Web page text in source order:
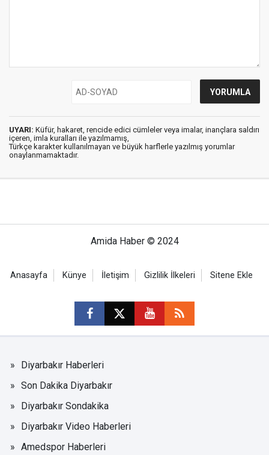
UYARI: Küfür, hakaret, rencide edici cümleler veya imalar, inançlara saldırı
içeren, imla kuralları ile yazılmamış,
Türkçe karakter kullanılmayan ve büyük harflerle yazılmış yorumlar
onaylanmamaktadır.
Amida Haber © 2024
Anasayfa Künye İletişim Gizlilik İlkeleri Sitene Ekle
Diyarbakır Haberleri
Son Dakika Diyarbakır
Diyarbakır Sondakika
Diyarbakır Video Haberleri
Amedspor Haberleri